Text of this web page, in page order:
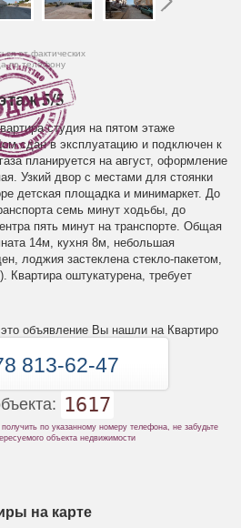
от фактических
по телефону
5/5
студия на пятом этаже
сдан в эксплуатацию и подключен к
планируется на август, оформление
Узкий двор с местами для стоянки
детская площадка и минимаркет. До
семь минут ходьбы, до
пять минут на транспорте. Общая
14м, кухня 8м, небольшая
лоджия застеклена стекло-пакетом,
Квартира оштукатурена, требует
объявление Вы нашли на Квартиро
813-62-47
1617
по указанному номеру телефона, не забудьте
объекта недвижимости
на карте